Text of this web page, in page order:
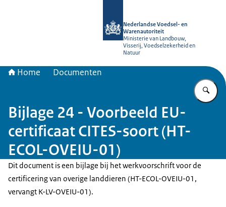
Nederlandse Voedsel- en
Warenautoriteit
Ministerie van Landbouw,
Visserij, Voedselzekerheid en
Natuur
Home Documenten
Bijlage 24 - Voorbeeld EU-
certificaat CITES-soort (HT-
ECOL-OVEIU-01)
Dit document is een bijlage bij het werkvoorschrift voor de
certificering van overige landdieren (HT-ECOL-OVEIU-01,
vervangt K-LV-OVEIU-01).